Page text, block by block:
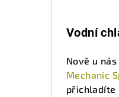
Vodní
Nově u
Mechanic
přichladíte